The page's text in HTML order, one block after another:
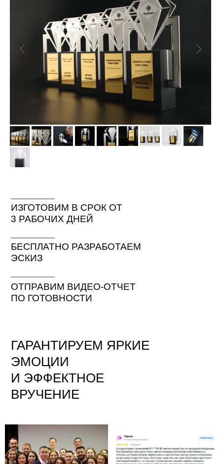
ИЗГОТОВИМ В СРОК ОТ
3 РАБОЧИХ ДНЕЙ
БЕСПЛАТНО РАЗРАБОТАЕМ
ЭСКИЗ
ОТПРАВИМ ВИДЕО-ОТЧЕТ
ПО ГОТОВНОСТИ
ГАРАНТИРУЕМ ЯРКИЕ
ЭМОЦИИ
И ЭФФЕКТНОЕ
ВРУЧЕНИЕ